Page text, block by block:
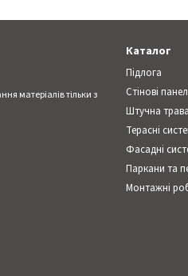
матеріалів тільки з
Каталог
Підлога
Стінові
Штучна трава
Терасні
Фасадні
Паркани та
Монтажні